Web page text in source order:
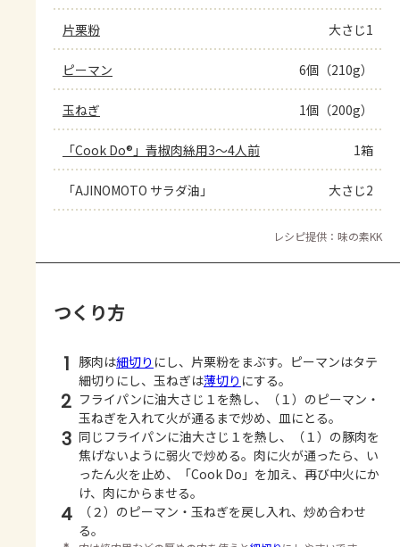
片栗粉 大さじ1
ピーマン 6個（210g）
玉ねぎ 1個（200g）
「Cook Do®」青椒肉絲用3～4人前 1箱
「AJINOMOTO サラダ油」 大さじ2
レシピ提供：味の素KK
つくり方
1 豚肉は細切り にし、片栗粉をまぶす。ピーマンはタテ
細切りにし、玉ねぎは薄切り にする。
2 フライパンに油大さじ１を熱し、（１）のピーマン・
玉ねぎを入れて火が通るまで炒め、皿にとる。
3 同じフライパンに油大さじ１を熱し、（１）の豚肉を
焦げないように弱火で炒める。肉に火が通ったら、い
ったん火を止め、「Cook Do」を加え、再び中火にか
け、肉にからませる。
4
（２）のピーマン・玉ねぎを戻し入れ、炒め合わせ
る。